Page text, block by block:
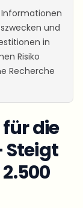
und
in
Risiko
Recherche
die
Steigt